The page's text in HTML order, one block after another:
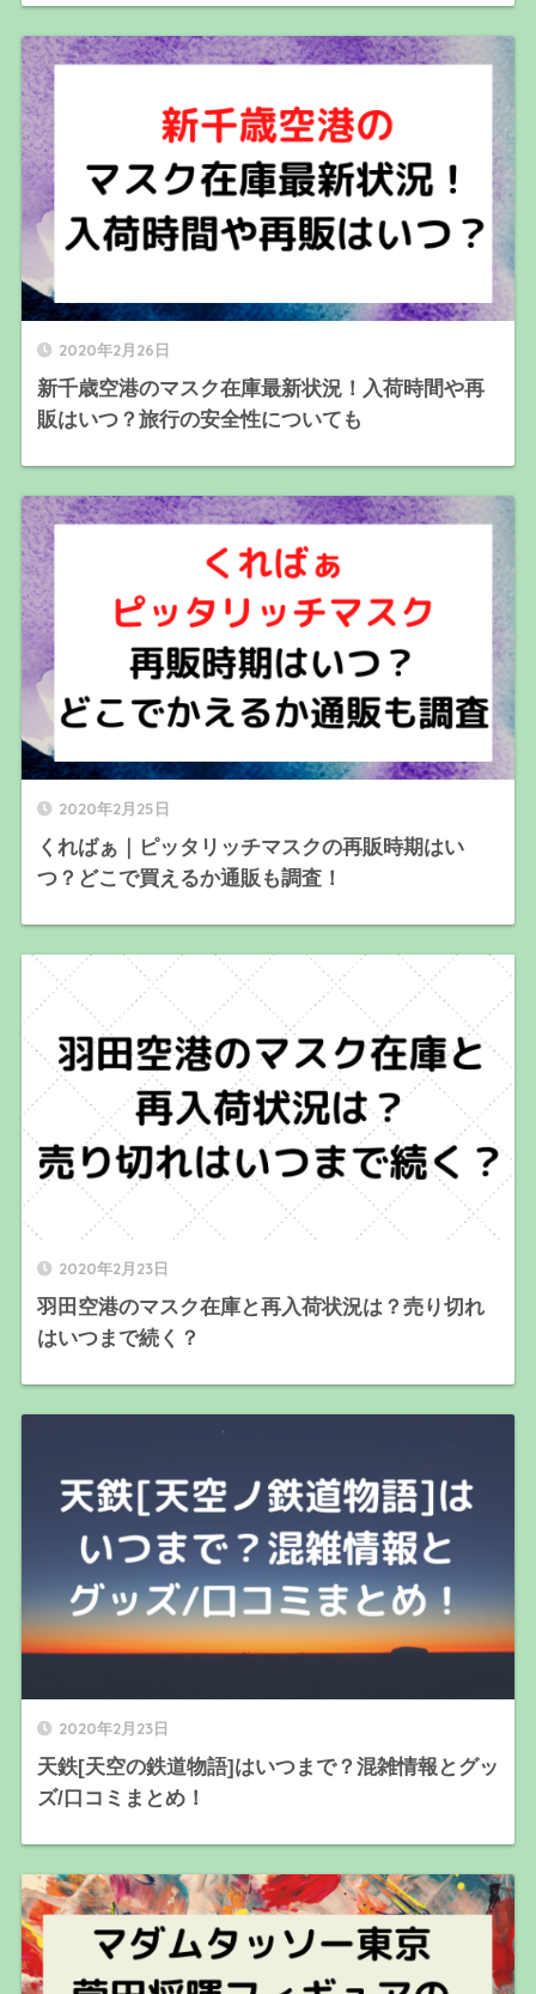
2020年2月26日
新千歳空港のマスク在庫最新状況！入荷時間や再
販はいつ？旅行の安全性についても
2020年2月25日
くればぁ｜ピッタリッチマスクの再販時期はい
つ？どこで買えるか通販も調査！
2020年2月23日
羽田空港のマスク在庫と再入荷状況は？売り切れ
はいつまで続く？
2020年2月23日
天鉄[天空の鉄道物語]はいつまで？混雑情報とグッ
ズ/口コミまとめ！